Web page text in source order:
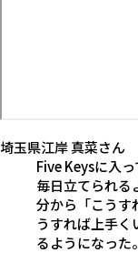
埼玉県江岸 真菜さん
Five Keysに入
毎日立てられる
分から「こうす
うすれば上手く
るようになった。